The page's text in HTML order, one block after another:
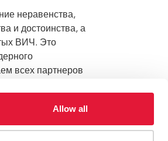
Allow all
неравенства,
и достоинства, а
ВИЧ. Это
всех партнеров